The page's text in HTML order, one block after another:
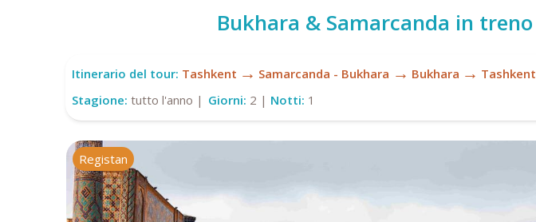
Bukhara & Samarcanda in treno
Itinerario del tour: Tashkent → Samarcanda - Bukhara → Bukhara → Tashkent
Stagione: tutto l'anno | Giorni: 2 | Notti: 1
Registan